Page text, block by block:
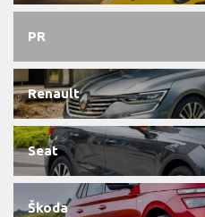
PR
Renault
Seat
Škoda